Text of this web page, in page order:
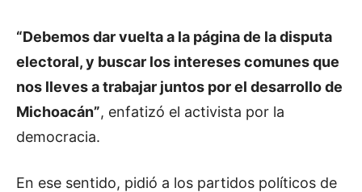
“Debemos dar vuelta a la página de la disputa
electoral, y buscar los intereses comunes que
nos lleves a trabajar juntos por el desarrollo de
Michoacán”, enfatizó el activista por la
democracia.
En ese sentido, pidió a los partidos políticos de